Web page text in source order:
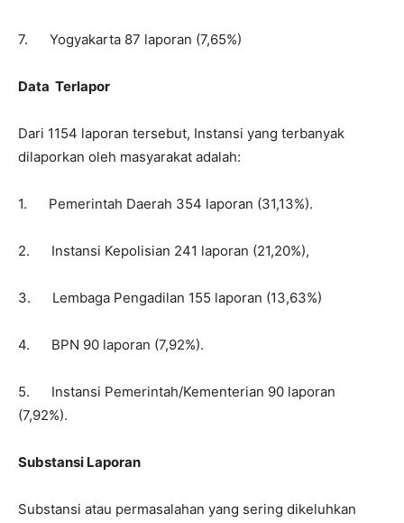
7. Yogyakarta 87 laporan (7,65%)
Data Terlapor
Dari 1154 laporan tersebut, Instansi yang terbanyak
dilaporkan oleh masyarakat adalah:
1. Pemerintah Daerah 354 laporan (31,13%).
2. Instansi Kepolisian 241 laporan (21,20%),
3. Lembaga Pengadilan 155 laporan (13,63%)
4. BPN 90 laporan (7,92%).
5. Instansi Pemerintah/Kementerian 90 laporan
(7,92%).
Substansi Laporan
Substansi atau permasalahan yang sering dikeluhkan